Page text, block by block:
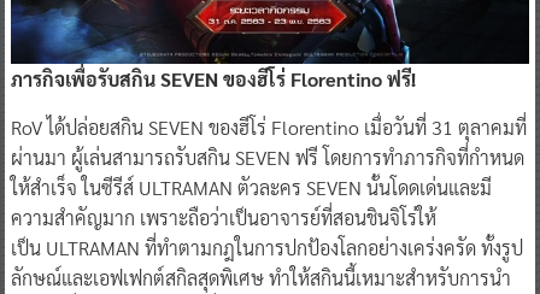
ภารกิจเพื่อรับสกิน SEVEN ของฮีโร่ Florentino ฟรี!
RoV ได้ปล่อยสกิน SEVEN ของฮีโร่ Florentino เมื่อวันที่ 31 ตุลาคมที่
ผ่านมา ผู้เล่นสามารถรับสกิน SEVEN ฟรี โดยการทำภารกิจที่กำหนด
ให้สำเร็จ ในซีรีส์ ULTRAMAN ตัวละคร SEVEN นั้นโดดเด่นและมี
ความสำคัญมาก เพราะถือว่าเป็นอาจารย์ที่สอนชินจิโร่ให้
เป็น ULTRAMAN ที่ทำตามกฎในการปกป้องโลกอย่างเคร่งครัด ทั้งรูป
ลักษณ์และเอฟเฟกต์สกิลสุดพิเศษ ทำให้สกินนี้เหมาะสำหรับการนำ